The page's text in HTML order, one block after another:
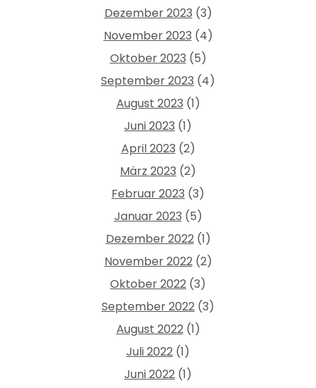
Dezember 2023 (3)
November 2023 (4)
Oktober 2023 (5)
September 2023 (4)
August 2023 (1)
Juni 2023 (1)
April 2023 (2)
März 2023 (2)
Februar 2023 (3)
Januar 2023 (5)
Dezember 2022(1)
November 2022(2)
Oktober 2022 (3)
September 2022 (3)
August 2022(1)
Juli 2022 (1)
Juni 2022 (1)